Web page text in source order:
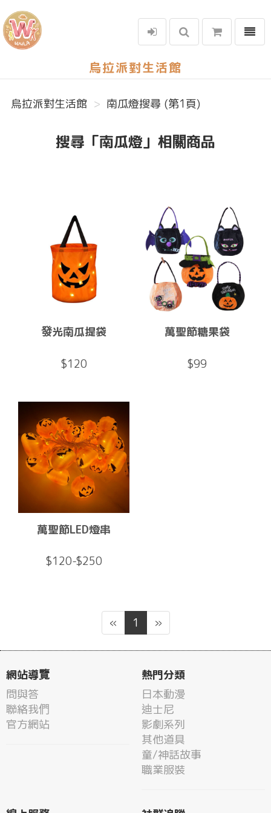
烏拉派對生活館
選單
烏拉派對生活館 南瓜燈搜尋 (第1頁)
搜尋「南瓜燈」相關商品
發光南瓜提袋
$120
萬聖節糖果袋
$99
萬聖節LED燈串
$120-$250
« 1 »
網站導覽
問與答
聯絡我們
官方網站
熱門分類
日本動漫
迪士尼
影劇系列
其他道具
童/神話故事
職業服裝